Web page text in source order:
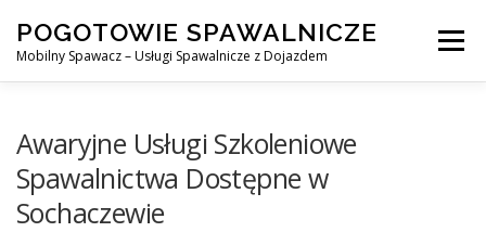
content
POGOTOWIE SPAWALNICZE
Mobilny Spawacz – Usługi Spawalnicze z Dojazdem
Menu
SPAWANIE MIG/MAG (GMAW)
Awaryjne Usługi Szkoleniowe
Spawalnictwa Dostępne w
Sochaczewie